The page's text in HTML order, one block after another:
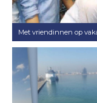
Met vriendinnen op